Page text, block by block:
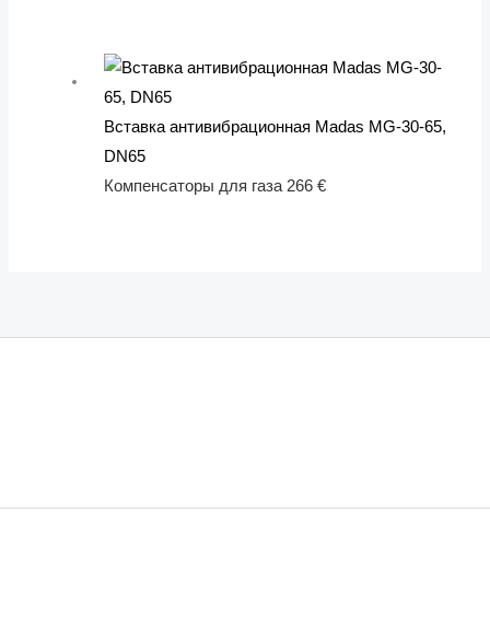
Вставка антивибрационная Madas MG-30-65,
DN65
Компенсаторы для газа 266€